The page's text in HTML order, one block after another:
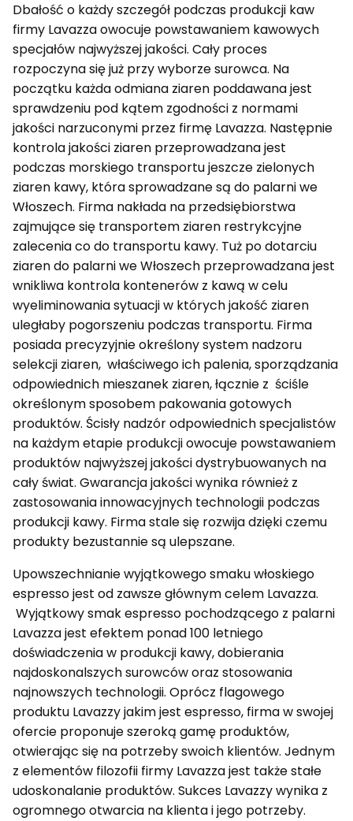
Dbałość o każdy szczegół podczas produkcji kaw
firmy Lavazza owocuje powstawaniem kawowych
specjałów najwyższej jakości. Cały proces
rozpoczyna się już przy wyborze surowca. Na
początku każda odmiana ziaren poddawana jest
sprawdzeniu pod kątem zgodności z normami
jakości narzuconymi przez firmę Lavazza. Następnie
kontrola jakości ziaren przeprowadzana jest
podczas morskiego transportu jeszcze zielonych
ziaren kawy, która sprowadzane są do palarni we
Włoszech. Firma nakłada na przedsiębiorstwa
zajmujące się transportem ziaren restrykcyjne
zalecenia co do transportu kawy. Tuż po dotarciu
ziaren do palarni we Włoszech przeprowadzana jest
wnikliwa kontrola kontenerów z kawą w celu
wyeliminowania sytuacji w których jakość ziaren
uległaby pogorszeniu podczas transportu. Firma
posiada precyzyjnie określony system nadzoru
selekcji ziaren, właściwego ich palenia, sporządzania
odpowiednich mieszanek ziaren, łącznie z ściśle
określonym sposobem pakowania gotowych
produktów. Ścisły nadzór odpowiednich specjalistów
na każdym etapie produkcji owocuje powstawaniem
produktów najwyższej jakości dystrybuowanych na
cały świat. Gwarancja jakości wynika również z
zastosowania innowacyjnych technologii podczas
produkcji kawy. Firma stale się rozwija dzięki czemu
produkty bezustannie są ulepszane.
Upowszechnianie wyjątkowego smaku włoskiego
espresso jest od zawsze głównym celem Lavazza.
Wyjątkowy smak espresso pochodzącego z palarni
Lavazza jest efektem ponad 100 letniego
doświadczenia w produkcji kawy, dobierania
najdoskonalszych surowców oraz stosowania
najnowszych technologii. Oprócz flagowego
produktu Lavazzy jakim jest espresso, firma w swojej
ofercie proponuje szeroką gamę produktów,
otwierając się na potrzeby swoich klientów. Jednym
z elementów filozofii firmy Lavazza jest także stałe
udoskonalanie produktów. Sukces Lavazzy wynika z
ogromnego otwarcia na klienta i jego potrzeby.